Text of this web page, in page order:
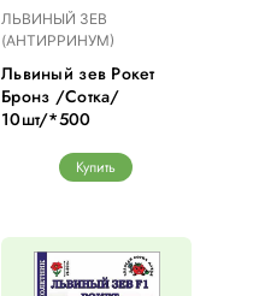
ЛЬВИНЫЙ ЗЕВ
(АНТИРРИНУМ)
Львиный зев Рокет
Бронз /Сотка/
10шт/*500
Купить